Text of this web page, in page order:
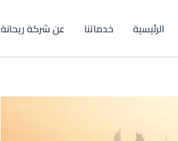
الرئيسية خدماتنا عن شركة ريحانة